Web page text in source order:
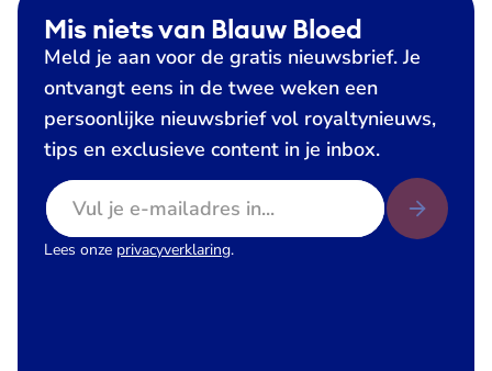
Mis niets van Blauw Bloed
Meld je aan voor de gratis nieuwsbrief. Je
ontvangt eens in de twee weken een
persoonlijke nieuwsbrief vol royaltynieuws,
tips en exclusieve content in je inbox.
E-mailadres
Lees onze privacyverklaring.